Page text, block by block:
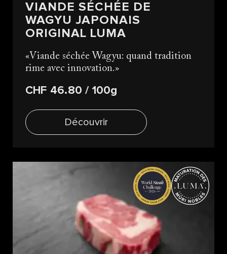
VIANDE SÉCHÉE DE
WAGYU JAPONAIS
ORIGINAL LUMA
Viande séchée Wagyu: quand tradition
rime avec innovation.
CHF 46.80/ 100g
Découvrir